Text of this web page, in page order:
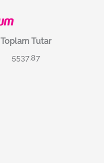
Toplam Tutar
5537.87